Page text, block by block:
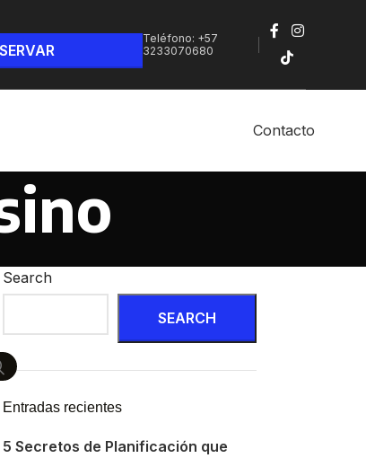
Teléfono: +57
3233070680‬
Contacto
Search
SEARCH
Entradas recientes
5 Secretos de Planificación que